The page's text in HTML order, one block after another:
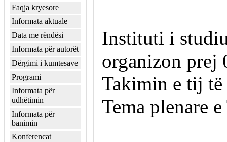
Faqja kryesore
Informata aktuale
Data me rëndësi
Informata për autorët
Dërgimi i kumtesave
Programi
Informata për
udhëtimin
Informata për
banimin
Konferencat
Instituti i
organizon prej
Takimin e tij të
Tema plenare